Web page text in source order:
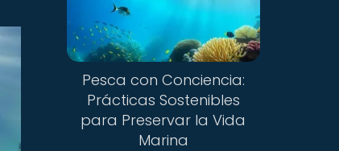
Pesca con Conciencia:
Prácticas Sostenibles
para Preservar la Vida
Marina